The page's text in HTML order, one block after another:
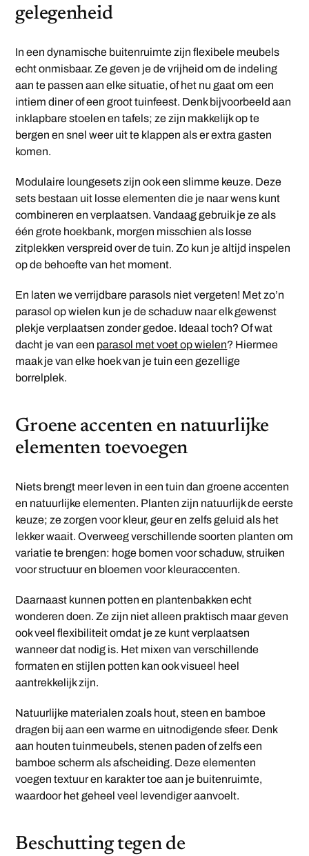
gelegenheid
In een dynamische buitenruimte zijn flexibele meubels
echt onmisbaar. Ze geven je de vrijheid om de indeling
aan te passen aan elke situatie, of het nu gaat om een
intiem diner of een groot tuinfeest. Denk bijvoorbeeld aan
inklapbare stoelen en tafels; ze zijn makkelijk op te
bergen en snel weer uit te klappen als er extra gasten
komen.
Modulaire loungesets zijn ook een slimme keuze. Deze
sets bestaan uit losse elementen die je naar wens kunt
combineren en verplaatsen. Vandaag gebruik je ze als
één grote hoekbank, morgen misschien als losse
zitplekken verspreid over de tuin. Zo kun je altijd inspelen
op de behoefte van het moment.
En laten we verrijdbare parasols niet vergeten! Met zo’n
parasol op wielen kun je de schaduw naar elk gewenst
plekje verplaatsen zonder gedoe. Ideaal toch? Of wat
dacht je van een parasol met voet op wielen? Hiermee
maak je van elke hoek van je tuin een gezellige
borrelplek.
Groene accenten en natuurlijke
elementen toevoegen
Niets brengt meer leven in een tuin dan groene accenten
en natuurlijke elementen. Planten zijn natuurlijk de eerste
keuze; ze zorgen voor kleur, geur en zelfs geluid als het
lekker waait. Overweeg verschillende soorten planten om
variatie te brengen: hoge bomen voor schaduw, struiken
voor structuur en bloemen voor kleuraccenten.
Daarnaast kunnen potten en plantenbakken echt
wonderen doen. Ze zijn niet alleen praktisch maar geven
ook veel flexibiliteit omdat je ze kunt verplaatsen
wanneer dat nodig is. Het mixen van verschillende
formaten en stijlen potten kan ook visueel heel
aantrekkelijk zijn.
Natuurlijke materialen zoals hout, steen en bamboe
dragen bij aan een warme en uitnodigende sfeer. Denk
aan houten tuinmeubels, stenen paden of zelfs een
bamboe scherm als afscheiding. Deze elementen
voegen textuur en karakter toe aan je buitenruimte,
waardoor het geheel veel levendiger aanvoelt.
Beschutting tegen de